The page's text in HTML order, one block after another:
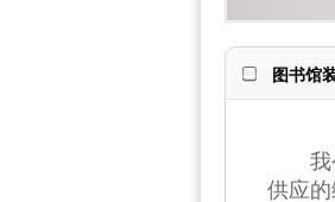
图书馆
我公
供应